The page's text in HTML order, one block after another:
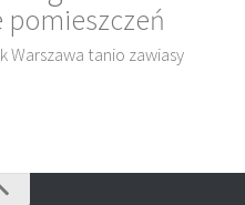
Warszawa tanio zawiasy